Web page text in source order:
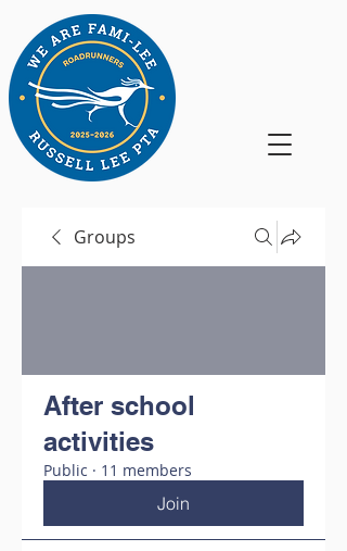
Groups
After school
activities
Public · 11 members
Join